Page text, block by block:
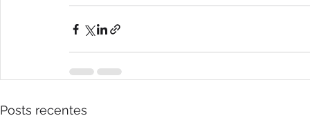
Posts recentes